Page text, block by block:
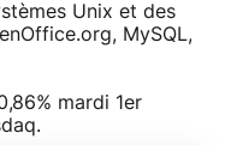
Unix et des
MySQL,
mardi 1er